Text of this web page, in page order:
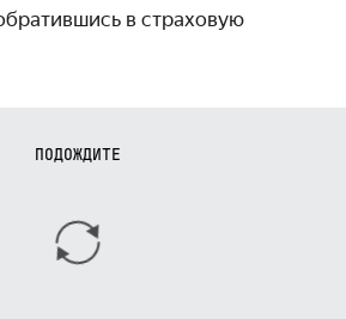
в страховую
ПОДОЖДИТЕ